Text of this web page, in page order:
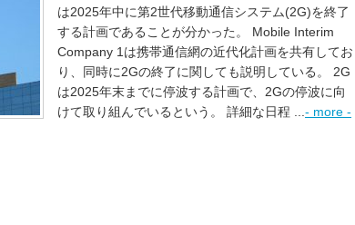
は2025年中に第2世代移動通信システム(2G)を終了
する計画であることが分かった。 Mobile Interim
Company 1は携帯通信網の近代化計画を共有してお
り、同時に2Gの終了に関しても説明している。 2G
は2025年末までに停波する計画で、2Gの停波に向
けて取り組んでいるという。 詳細な日程 ... - more -